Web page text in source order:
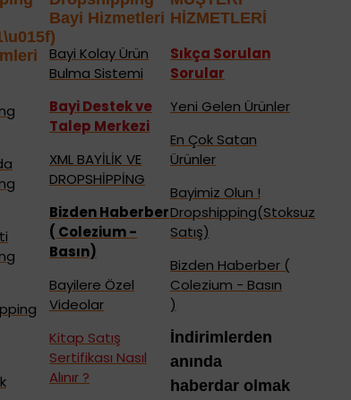
Bayi Hizmetleri
Bayi Kolay Ürün
Bulma Sistemi
Bayi Destek ve
Talep Merkezi
XML BAYİLİK VE
DROPSHİPPİNG
Bizden Haberber
( Colezium -
Basın)
Bayilere Özel
Videolar
Kitap Satış
Sertifikası Nasıl
Alınır ?
HİZMETLERİ
Sıkça Sorulan
Sorular
Yeni Gelen Ürünler
En Çok Satan
Ürünler
Bayimiz Olun !
Dropshipping(Stoksuz
Satış)
Bizden Haberber (
Colezium - Basın
)
İndirimlerden
anında
haberdar olmak